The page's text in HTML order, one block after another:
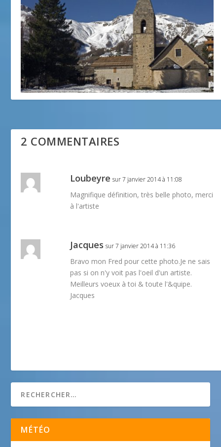
2 COMMENTAIRES
Loubeyre sur 7 janvier 2014 à 11:08
Magnifique définition, très belle photo, merci
à l'artiste
Jacques sur 7 janvier 2014 à 11:36
Bravo mon Fred pour cette photo.Je ne sais
pas si on n'y voit pas l'oeil d'un artiste.
Meilleurs voeux à toi & toute l'&quipe.
Jacques
MÉTÉO